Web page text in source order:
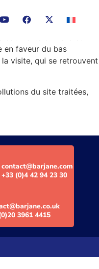
économiques ancré
du Parc et
en faveur du bas
visite, qui se retrouvent
du site traitées,
contact@barjane.com
+33 (0)4 42 94 23 30
3961 4415